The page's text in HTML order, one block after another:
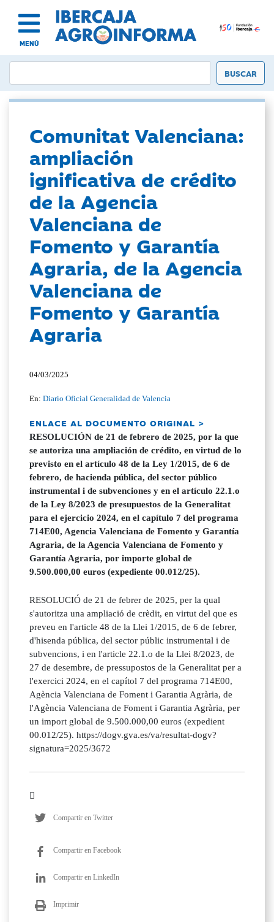
MENÚ
Comunitat Valenciana:
ampliación
ignificativa de crédito
de la Agencia
Valenciana de
Fomento y Garantía
Agraria, de la Agencia
Valenciana de
Fomento y Garantía
Agraria
04/03/2025
En:Diario Oficial Generalidad de Valencia
ENLACE AL DOCUMENTO ORIGINAL >
RESOLUCIÓN de 21 de febrero de 2025, por la que
se autoriza una ampliación de crédito, en virtud de lo
previsto en el artículo 48 de la Ley 1/2015, de 6 de
febrero, de hacienda pública, del sector público
instrumental i de subvenciones y en el artículo 22.1.o
de la Ley 8/2023 de presupuestos de la Generalitat
para el ejercicio 2024, en el capítulo 7 del programa
714E00, Agencia Valenciana de Fomento y Garantía
Agraria, de la Agencia Valenciana de Fomento y
Garantía Agraria, por importe global de
9.500.000,00 euros (expediente 00.012/25).
RESOLUCIÓ de 21 de febrer de 2025, per la qual
s'autoritza una ampliació de crèdit, en virtut del que es
preveu en l'article 48 de la Llei 1/2015, de 6 de febrer,
d'hisenda pública, del sector públic instrumental i de
subvencions, i en l'article 22.1.o de la Llei 8/2023, de
27 de desembre, de pressupostos de la Generalitat per a
l'exercici 2024, en el capítol 7 del programa 714E00,
Agència Valenciana de Foment i Garantia Agrària, de
l'Agència Valenciana de Foment i Garantia Agrària, per
un import global de 9.500.000,00 euros (expedient
00.012/25). https://dogv.gva.es/va/resultat-dogv?
signatura=2025/3672
Compartir en Twitter
Compartir en Facebook
Compartir en LinkedIn
Imprimir